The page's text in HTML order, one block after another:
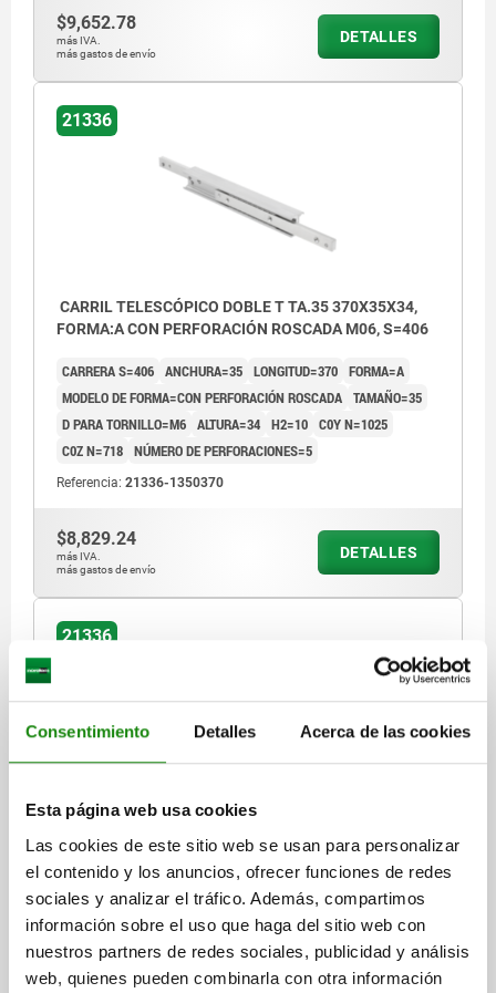
Consentimiento Detalles Acerca de las cookies
Esta página web usa cookies
Las cookies de este sitio web se usan para personalizar
el contenido y los anuncios, ofrecer funciones de redes
sociales y analizar el tráfico. Además, compartimos
información sobre el uso que haga del sitio web con
nuestros partners de redes sociales, publicidad y análisis
web, quienes pueden combinarla con otra información
$9,652.78
más IVA.
más gastos de envío
DETALLES
21336
CARRIL TELESCÓPICO DOBLE T TA.35 370X35X34,
FORMA:A CON PERFORACIÓN ROSCADA M06, S=406
CARRERA S=406 ANCHURA=35 LONGITUD=370 FORMA=A
MODELO DE FORMA=CON PERFORACIÓN ROSCADA TAMAÑO=35
D PARA TORNILLO=M6 ALTURA=34 H2=10 C0Y N=1025
C0Z N=718 NÚMERO DE PERFORACIONES=5
Referencia: 21336-1350370
$8,829.24
más IVA.
más gastos de envío
DETALLES
21336
CARRIL TELESCÓPICO DOBLE T TA.35 450X35X34,
FORMA:A CON PERFORACIÓN ROSCADA M06, S=494
CARRERA S=494 ANCHURA=35
MODELO DE FORMA=CON PERFORACIÓN ROSCADA
TAMAÑO=35
ALTURA=34 H2=10
C0Z N=793
NÚMERO DE PERFORACIONES=6